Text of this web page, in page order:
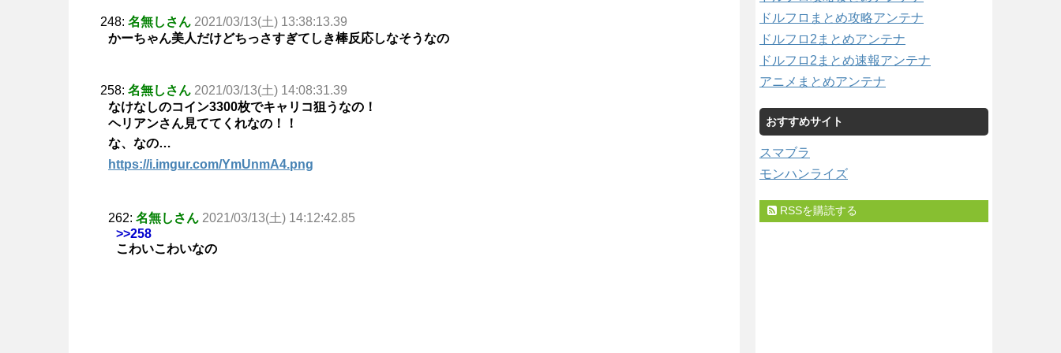
248: 名無しさん 2021/03/13(土) 13:38:13.39
かーちゃん美人だけどちっさすぎてしき棒反応しなそうなの
258: 名無しさん 2021/03/13(土) 14:08:31.39
なけなしのコイン3300枚でキャリコ狙うなの！
ヘリアンさん見ててくれなの！！
な、なの…
https://i.imgur.com/YmUnmA4.png
262: 名無しさん 2021/03/13(土) 14:12:42.85
>>258
こわいこわいなの
ドルフロまとめ攻略アンテナ
ドルフロ2まとめアンテナ
ドルフロ2まとめ速報アンテナ
アニメまとめアンテナ
おすすめサイト
スマブラ
モンハンライズ
RSSを購読する